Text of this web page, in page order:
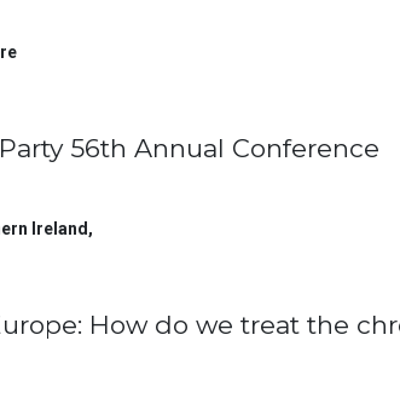
56th Annual Conference
Ireland ,
How do we treat the